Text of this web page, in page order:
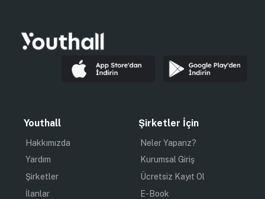
Youthall
Hakkımızda
Yardım
Şirketler
İlanlar
Şirketler İçin
Neler Yaparız?
Kurumsal Giriş
Ücretsiz Kayıt Ol
E-Book